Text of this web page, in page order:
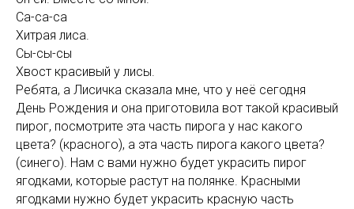
Са-са-са
Хитрая лиса.
Сы-сы-сы
Хвост красивый у лисы.
Ребята, а Лисичка сказала мне, что у неё сегодня
День Рождения и она приготовила вот такой красивый
пирог, посмотрите эта часть пирога у нас какого
цвета? (красного), а эта часть пирога какого цвета?
(синего). Нам с вами нужно будет украсить пирог
ягодками, которые растут на полянке. Красными
ягодками нужно будет украсить красную часть